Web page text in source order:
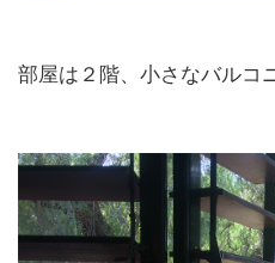
部屋は２階、小さなバルコ